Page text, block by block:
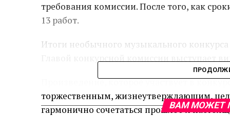
требования комиссии. После того, как
13 работ.
Итоги необычного музыкального
Произведение, которое участвует в
торжественным, жизнеутверждающим,
гармонично сочетаться прошлое иВАМ МОЖЕТ